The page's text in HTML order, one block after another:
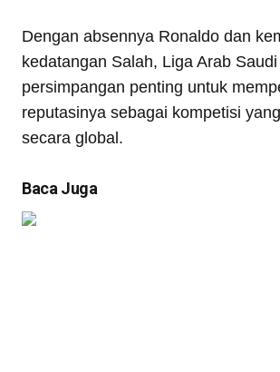
Dengan absennya Ronaldo dan
kedatangan Salah, Liga Arab
persimpangan penting untuk
reputasinya sebagai kompetisi
secara global.
Baca Juga